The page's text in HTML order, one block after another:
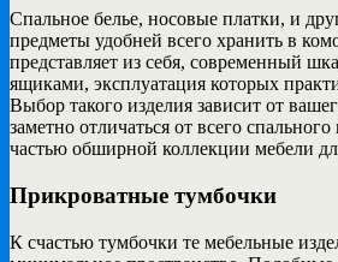
Спальное белье, носовые платки, и
предметы удобней всего хранить в
представляет из себя, современный
ящиками, эксплуатация которых
Выбор такого изделия зависит от
заметно отличаться от всего
частью обширной коллекции мебели
Прикроватные тумбочки
К счастью тумбочки те мебельные